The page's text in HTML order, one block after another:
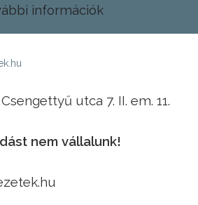
információk
utca 7. II. em. 11.
nem vállalunk!